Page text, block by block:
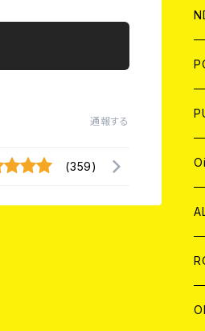
通報する
(359)
CD
CD
CD